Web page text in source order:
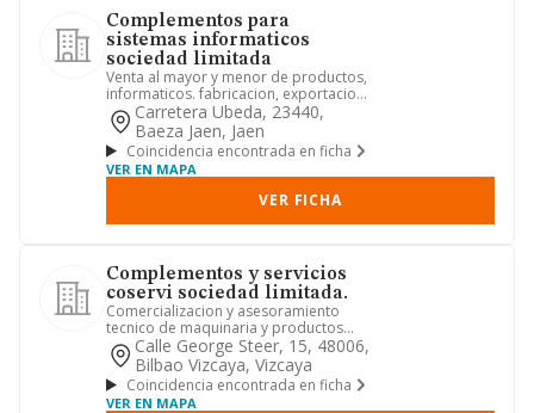
Complementos para
sistemas informaticos
sociedad limitada
Venta al mayor y menor de productos,
informaticos. fabricacion, exportacion
e importacion, y repara...
Carretera Ubeda, 23440,
Baeza Jaen, Jaen
Coincidencia encontrada en ficha
VER EN MAPA
VER FICHA
Complementos y servicios
coservi sociedad limitada.
Comercializacion y asesoramiento
tecnico de maquinaria y productos
relacionados con las industrias ...
Calle George Steer, 15, 48006,
Bilbao Vizcaya, Vizcaya
Coincidencia encontrada en ficha
VER EN MAPA